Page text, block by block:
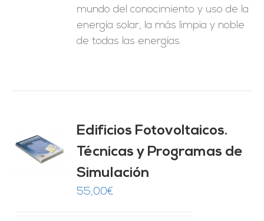
mundo del conocimiento y uso de la
energía solar, la más limpia y noble
de todas las energías.
Edificios Fotovoltaicos.
Técnicas y Programas de
Simulación
55,00€